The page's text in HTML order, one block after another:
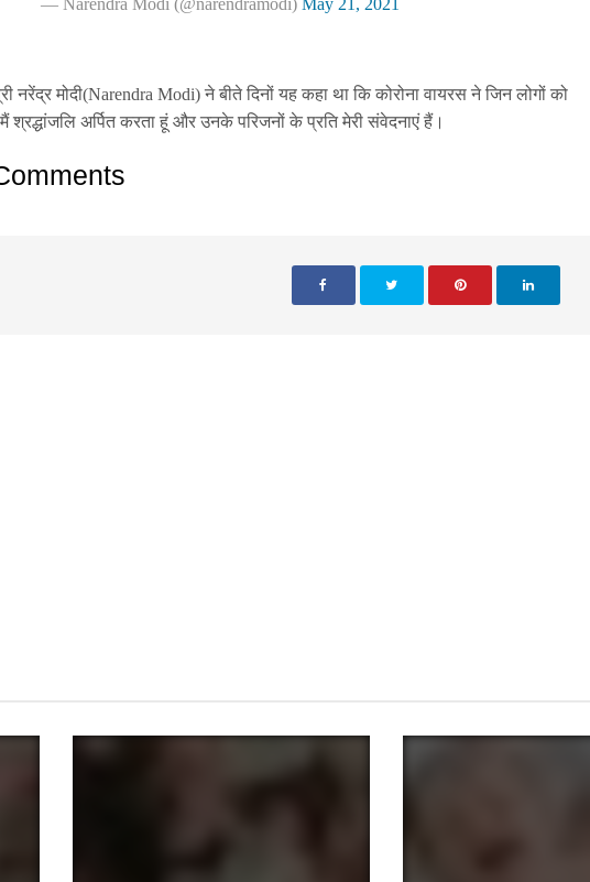
नरेंद्र मोदी(Narendra Modi) ने बीते दिनों यह कहा था कि कोरोना वायरस ने जिन लोगों को
श्रद्धांजलि अर्पित करता हूं और उनके परिजनों के प्रति मेरी संवेदनाएं हैं।